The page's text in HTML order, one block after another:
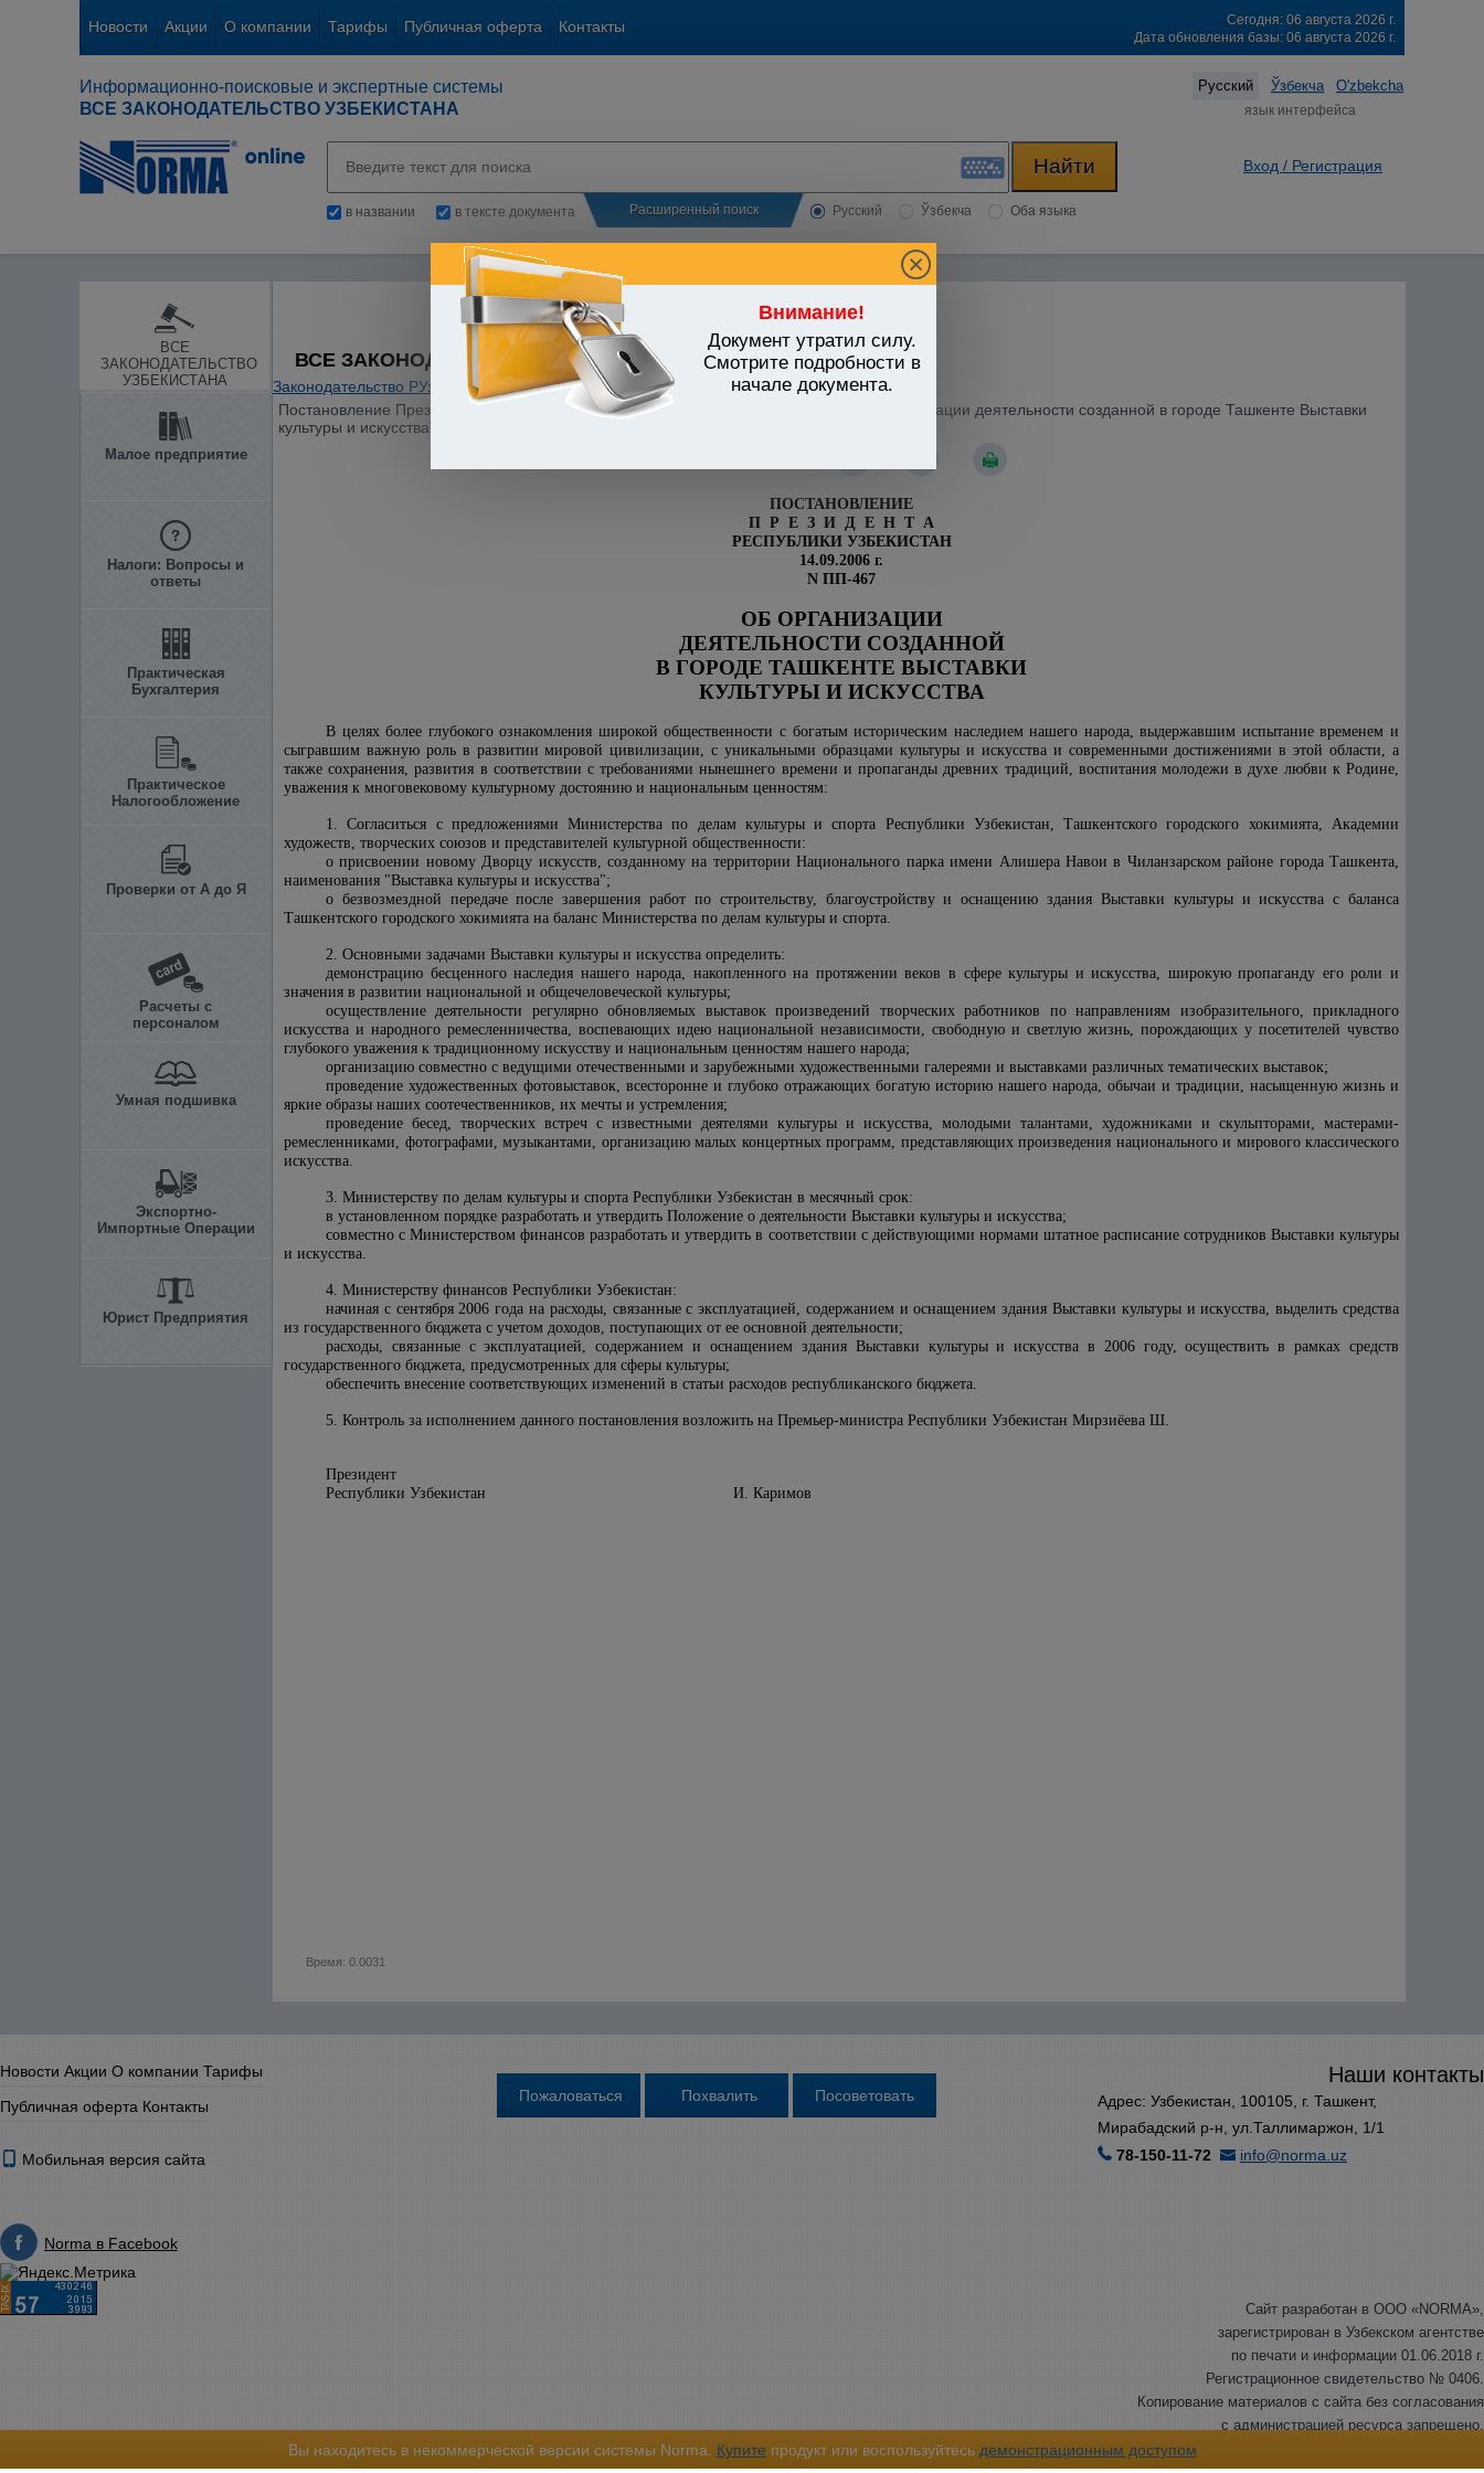
Новости Акции О компании Тарифы Публичная оферта Контакты
Сегодня: 06 августа 2026 г.
Дата обновления базы: 06 августа 2026 г.
Информационно-поисковые и экспертные системы
ВСЕ ЗАКОНОДАТЕЛЬСТВО УЗБЕКИСТАНА
Русский Ўзбекча O'zbekcha
язык интерфейса
в названии в тексте документа Расширенный поиск Русский Ўзбекча Оба языка
Вход / Регистрация
ВСЕ
ЗАКОНОДАТЕЛЬСТВО
УЗБЕКИСТАНА
Малое предприятие
Налоги: Вопросы и
ответы
Практическая
Бухгалтерия
Практическое
Налогообложение
Проверки от А до Я
Расчеты с
персоналом
Умная подшивка
Экспортно-
Импортные Операции
Юрист Предприятия
Внимание!
Документ утратил силу.
Смотрите подробности в
начале документа.
ВСЕ ЗАКОНОДАТЕЛЬСТВО УЗБЕКИСТАНА
Законодательство РУз Образование. Наука. Культура / Утратившие силу акты / Культура
Постановление Президента Республики Узбекистан от 14.09.2006 г. N ПП-467 "Об организации деятельности созданной в городе Ташкенте Выставки
культуры и искусства"
ПОСТАНОВЛЕНИЕ
П Р Е З И Д Е Н Т А
РЕСПУБЛИКИ УЗБЕКИСТАН
14.09.2006 г.
N ПП-467
ОБ ОРГАНИЗАЦИИ
ДЕЯТЕЛЬНОСТИ СОЗДАННОЙ
В ГОРОДЕ ТАШКЕНТЕ ВЫСТАВКИ
КУЛЬТУРЫ И ИСКУССТВА
В целях более глубокого ознакомления широкой общественности с богатым историческим наследием нашего народа, выдержавшим испытание временем и
сыгравшим важную роль в развитии мировой цивилизации, с уникальными образцами культуры и искусства и современными достижениями в этой области, а
также сохранения, развития в соответствии с требованиями нынешнего времени и пропаганды древних традиций, воспитания молодежи в духе любви к Родине,
уважения к многовековому культурному достоянию и национальным ценностям:
1. Согласиться с предложениями Министерства по делам культуры и спорта Республики Узбекистан, Ташкентского городского хокимията, Академии
художеств, творческих союзов и представителей культурной общественности:
о присвоении новому Дворцу искусств, созданному на территории Национального парка имени Алишера Навои в Чиланзарском районе города Ташкента,
наименования "Выставка культуры и искусства";
о безвозмездной передаче после завершения работ по строительству, благоустройству и оснащению здания Выставки культуры и искусства с баланса
Ташкентского городского хокимията на баланс Министерства по делам культуры и спорта.
2. Основными задачами Выставки культуры и искусства определить:
демонстрацию бесценного наследия нашего народа, накопленного на протяжении веков в сфере культуры и искусства, широкую пропаганду его роли и
значения в развитии национальной и общечеловеческой культуры;
осуществление деятельности регулярно обновляемых выставок произведений творческих работников по направлениям изобразительного, прикладного
искусства и народного ремесленничества, воспевающих идею национальной независимости, свободную и светлую жизнь, порождающих у посетителей чувство
глубокого уважения к традиционному искусству и национальным ценностям нашего народа;
организацию совместно с ведущими отечественными и зарубежными художественными галереями и выставками различных тематических выставок;
проведение художественных фотовыставок, всесторонне и глубоко отражающих богатую историю нашего народа, обычаи и традиции, насыщенную жизнь и
яркие образы наших соотечественников, их мечты и устремления;
проведение бесед, творческих встреч с известными деятелями культуры и искусства, молодыми талантами, художниками и скульпторами, мастерами-
ремесленниками, фотографами, музыкантами, организацию малых концертных программ, представляющих произведения национального и мирового классического
искусства.
3. Министерству по делам культуры и спорта Республики Узбекистан в месячный срок:
в установленном порядке разработать и утвердить Положение о деятельности Выставки культуры и искусства;
совместно с Министерством финансов разработать и утвердить в соответствии с действующими нормами штатное расписание сотрудников Выставки культуры
и искусства.
4. Министерству финансов Республики Узбекистан:
начиная с сентября 2006 года на расходы, связанные с эксплуатацией, содержанием и оснащением здания Выставки культуры и искусства, выделить средства
из государственного бюджета с учетом доходов, поступающих от ее основной деятельности;
расходы, связанные с эксплуатацией, содержанием и оснащением здания Выставки культуры и искусства в 2006 году, осуществить в рамках средств
государственного бюджета, предусмотренных для сферы культуры;
обеспечить внесение соответствующих изменений в статьи расходов республиканского бюджета.
5. Контроль за исполнением данного постановления возложить на Премьер-министра Республики Узбекистан Мирзиёева Ш.
Президент
Республики Узбекистан
И. Каримов
Время: 0.0031
Новости Акции О компании Тарифы
Публичная оферта Контакты
Наши контакты
Адрес: Узбекистан, 100105, г. Ташкент,
Мирабадский р-н, ул.Таллимаржон, 1/1
78-150-11-72
info@norma.uz
Мобильная версия сайта
Norma в Facebook
Сайт разработан в ООО «NORMA»,
зарегистрирован в Узбекском агентстве
по печати и информации 01.06.2018 г.
Регистрационное свидетельство № 0406.
Копирование материалов с сайта без согласования
с администрацией ресурса запрещено.
© ООО «NORMA», 2007-2026 г. Все права защищены.
Вы находитесь в некоммерческой версии системы Norma. Купите продукт или воспользуйтесь демонстрационным доступом